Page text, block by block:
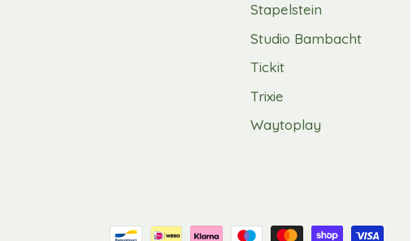
Stapelstein
Studio Bambacht
Tickit
Trixie
Waytoplay